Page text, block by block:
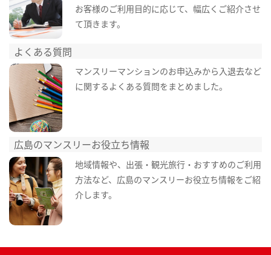
お客様のご利用目的に応じて、幅広くご紹介させ
て頂きます。
よくある質問
マンスリーマンションのお申込みから入退去など
に関するよくある質問をまとめました。
広島のマンスリーお役立ち情報
地域情報や、出張・観光旅行・おすすめのご利用
方法など、広島のマンスリーお役立ち情報をご紹
介します。